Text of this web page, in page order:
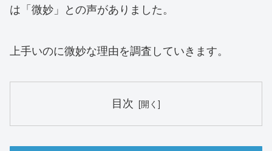
は「微妙」との声がありました。
上手いのに微妙な理由を調査していきます。
目次